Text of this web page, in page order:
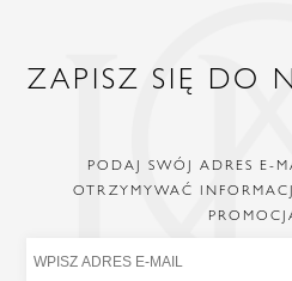
ZAPISZ SIĘ DO
PODAJ SWÓJ ADRES E-
OTRZYMYWAĆ